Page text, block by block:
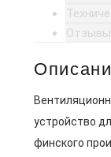
устройство
финского